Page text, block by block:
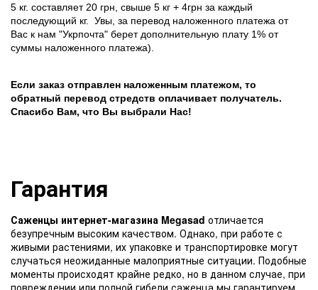
5 кг. составляет 20 грн, свыше 5 кг + 4грн за каждый
последующий кг. Увы, за перевод наложенного платежа от
Вас к нам "Укрпочта" берет дополнительную плату 1% от
суммы наложенного платежа).
Если заказ отправлен наложенным платежом, то
обратный перевод стредств оплачивает получатель.
Спасибо Вам, что Вы выбрали Нас!
Гарантия
Саженцы интернет-магазина Megasad отличается
безупречным высоким качеством. Однако, при работе с
живыми растениями, их упаковке и транспортировке могут
случаться неожиданные малоприятные ситуации. Подобные
моменты происходят крайне редко, но в данном случае, при